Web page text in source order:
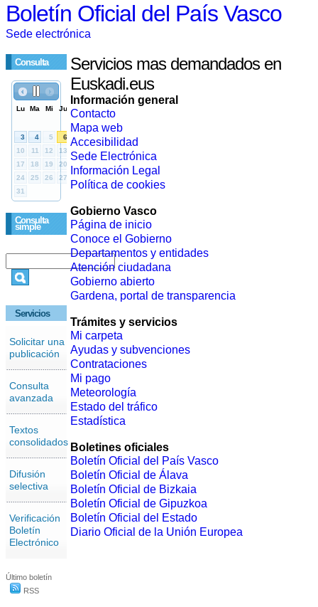
Boletín Oficial del País Vasco
Sede electrónica
Consulta
Consulta
simple
Servicios
Solicitar una
publicación
Consulta
avanzada
Textos
consolidados
Difusión
selectiva
Verificación
Boletín
Electrónico
Último boletín
RSS
Servicios mas demandados en
Euskadi.eus
Información general
Contacto
Mapa web
Accesibilidad
Sede Electrónica
Información Legal
Política de cookies
Gobierno Vasco
Página de inicio
Conoce el Gobierno
Departamentos y entidades
Atención ciudadana
Gobierno abierto
Gardena, portal de transparencia
Trámites y servicios
Mi carpeta
Ayudas y subvenciones
Contrataciones
Mi pago
Meteorología
Estado del tráfico
Estadística
Boletines oficiales
Boletín Oficial del País Vasco
Boletín Oficial de Álava
Boletín Oficial de Bizkaia
Boletín Oficial de Gipuzkoa
Boletín Oficial del Estado
Diario Oficial de la Unión Europea